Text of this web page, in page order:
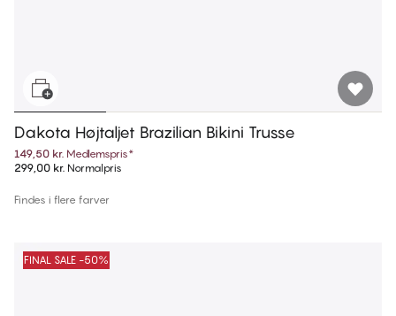
Dakota Højtaljet Brazilian Bikini Trusse
149,50 kr. Medlemspris*
299,00 kr. Normalpris
Findes i flere farver
FINAL SALE -50%